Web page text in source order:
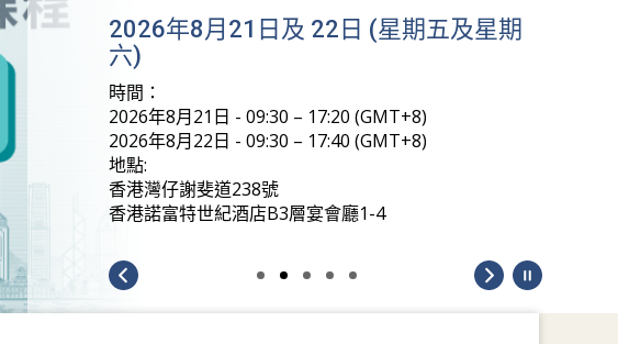
2026年8月21日及 22日 (星期五及星期
六)
時間：
2026年8月21日 - 09:30 – 17:20 (GMT+8)
2026年8月22日 - 09:30 – 17:40 (GMT+8)
地點:
香港灣仔謝斐道238號
香港諾富特世紀酒店B3層宴會廳1-4